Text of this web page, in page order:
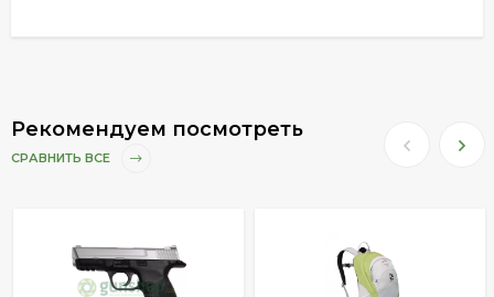
Рекомендуем посмотреть
СРАВНИТЬ ВСЕ